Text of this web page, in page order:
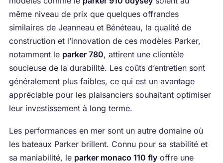
même niveau de prix que quelques offrandes
similaires de Jeanneau et Bénéteau, la qualité de
construction et l’innovation de ces modèles Parker,
notamment le parker 780, attirent une clientèle
soucieuse de la durabilité. Les coûts d’entretien sont
généralement plus faibles, ce qui est un avantage
appréciable pour les plaisanciers souhaitant optimiser
leur investissement à long terme.
Les performances en mer sont un autre domaine où
les bateaux Parker brillent. Connu pour sa stabilité et
sa maniabilité, le parker monaco 110 flyoffre une